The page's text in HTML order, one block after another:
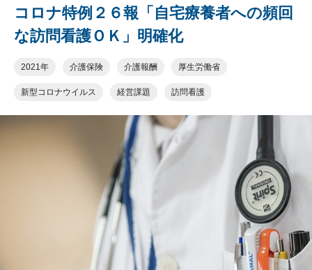
コロナ特例２６報「自宅療養者への頻回
な訪問看護ＯＫ」明確化
2021年 介護保険 介護報酬 厚生労働省
新型コロナウイルス 経営課題 訪問看護